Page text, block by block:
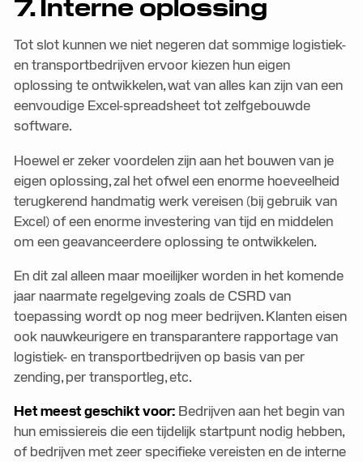
7. Interne oplossing
Tot slot kunnen we niet negeren dat sommige logistiek-
en transportbedrijven ervoor kiezen hun eigen
oplossing te ontwikkelen, wat van alles kan zijn van een
eenvoudige Excel-spreadsheet tot zelfgebouwde
software.
Hoewel er zeker voordelen zijn aan het bouwen van je
eigen oplossing, zal het ofwel een enorme hoeveelheid
terugkerend handmatig werk vereisen (bij gebruik van
Excel) of een enorme investering van tijd en middelen
om een geavanceerdere oplossing te ontwikkelen.
En dit zal alleen maar moeilijker worden in het komende
jaar naarmate regelgeving zoals de CSRD van
toepassing wordt op nog meer bedrijven. Klanten eisen
ook nauwkeurigere en transparantere rapportage van
logistiek- en transportbedrijven op basis van per
zending, per transportleg, etc.
Het meest geschikt voor: Bedrijven aan het begin van
hun emissiereis die een tijdelijk startpunt nodig hebben,
of bedrijven met zeer specifieke vereisten en de interne